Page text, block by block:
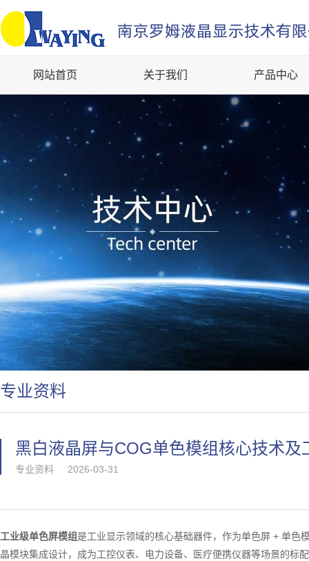
网站首页 关于我们 产品中心
专业资料
黑白液晶屏与COG单色模组核心技术及
专业资料 2026-03-31
工业级单色屏模组是工业显示领域的核心基础器件，作为单色屏 + 单色
晶模块集成设计，成为工控仪表、电力设备、医疗便携仪器等场景的标